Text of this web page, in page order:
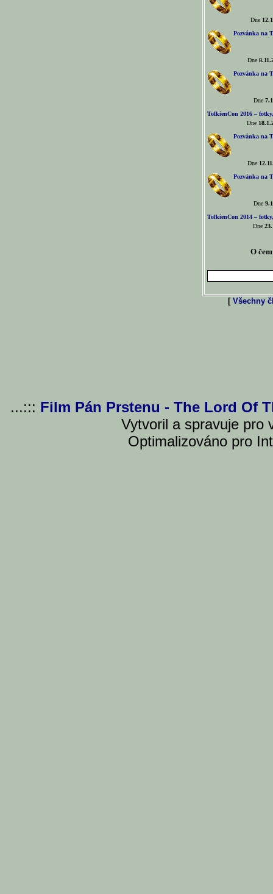
Dne
Pozvánka na
Dne
Pozvánka na
Dne
TolkienCon 2016 –
Dne
Pozvánka na
Dne
Pozvánka na
Dne
TolkienCon 2014 –
Dne
O
[ Všechny
...::: Film Pán Prstenu - The Lord Of
Vytvoril a spravuje pro
Optimalizováno pro